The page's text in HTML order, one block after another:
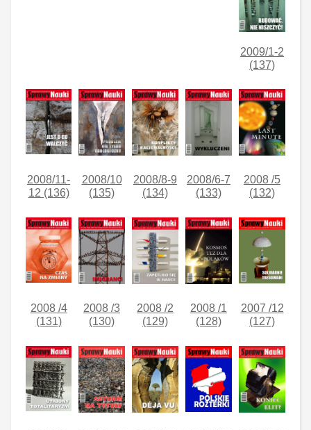
2009/1-2
(137)
2008/11-
12 (136)
2008/10
(135)
2008/8-9
(134)
2008/6-7
(133)
2008 /5
(132)
2008 /4
(131)
2008 /3
(130)
2008 /2
(129)
2008 /1
(128)
2007 /12
(127)